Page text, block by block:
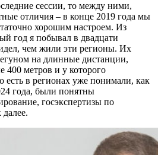
сессии, то между ними,
отличия – в конце 2019 года мы
хорошим настроем. Из
год я побывал в двадцати
чем жили эти регионы. Их
на длинные дистанции,
400 метров и у которого
есть в регионах уже понимали, как
года, были понятны
госэкспертизы по